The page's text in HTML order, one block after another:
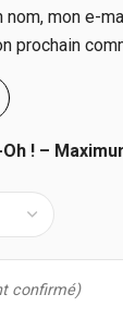
! –
confirmé)
nom, mon e-
prochain